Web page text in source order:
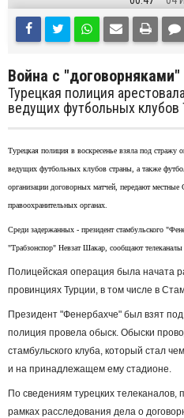
Война с "договорняками"
Турецкая полиция
ведущих футбольных клубов
Турецкая полиция в воскресенье взяла под стражу
ведущих футбольных клубов страны, а также
организации договорных матчей, передают
правоохранительных органах.
Среди задержанных - президент стамбульского
"Трабзонспор" Невзат Шакар, сообщают телеканалы
Полицейская операция была начата
провинциях Турции, в том числе в
Президент "Фенербахче" был взят
полиция провела обыск. Обыски
стамбульского клуба, который стал
и на принадлежащем ему стадионе.
По сведениям турецких
рамках расследования дела о